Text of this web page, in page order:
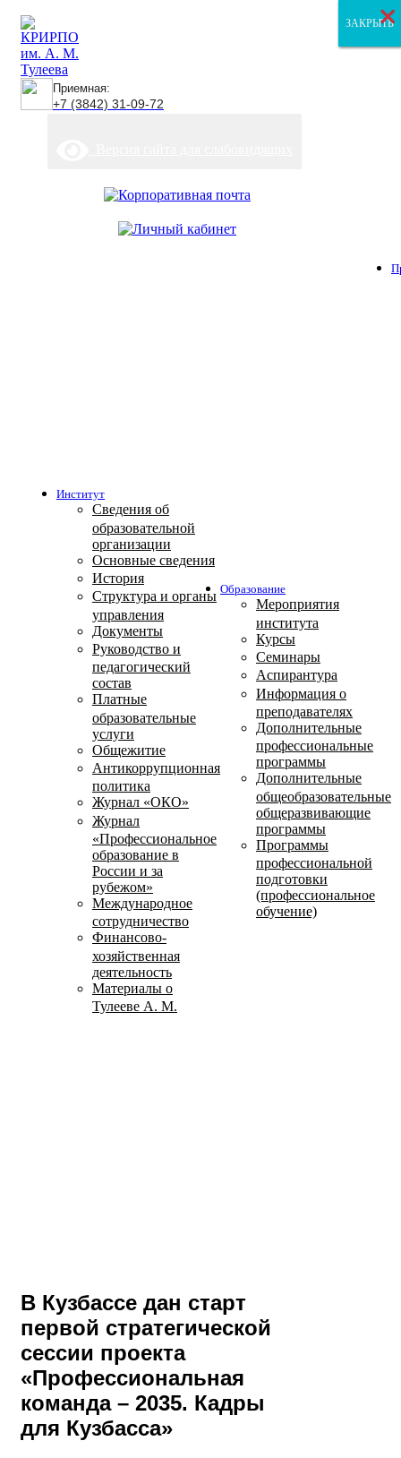
Приемная:
+7 (3842) 31-09-72
Институт
Сведения об
образовательной
организации
Основные сведения
История
Структура и органы
управления
Документы
Руководство и
педагогический
состав
Платные
образовательные
услуги
Общежитие
Антикоррупционная
политика
Журнал «ОКО»
Журнал
«Профессиональное
образование в
России и за
рубежом»
Международное
сотрудничество
Финансово-
хозяйственная
деятельность
Материалы о
Тулееве А. М.
Образование
Мероприятия
института
Курсы
Семинары
Аспирантура
Информация о
преподавателях
Дополнительные
профессиональные
программы
Дополнительные
общеобразовательные
общеразвивающие
программы
Программы
профессиональной
подготовки
(профессиональное
обучение)
В Кузбассе дан старт
первой стратегической
сессии проекта
«Профессиональная
команда – 2035. Кадры
для Кузбасса»
ЗАКРЫТЬ
ЗАКРЫТЬ
ЗАКРЫТЬ
×
×
×